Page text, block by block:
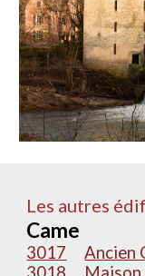
Les autres
Came
3017
Ancien